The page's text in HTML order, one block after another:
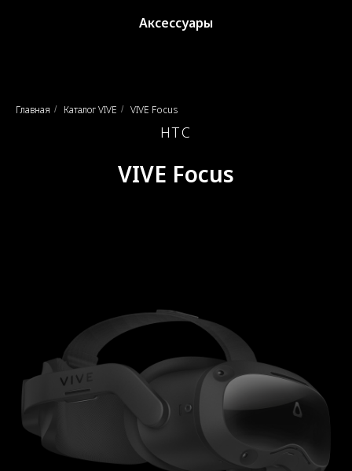
Аксессуары
Главная / Каталог VIVE / VIVE Focus
HTC
VIVE Focus